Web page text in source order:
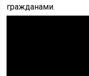
гражданами.